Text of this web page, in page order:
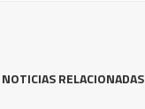
NOTICIAS RELACIONADAS